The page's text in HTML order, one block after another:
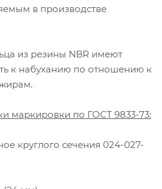
в производстве
из резины NBR имеют
к набуханию по отношению к
маркировки по ГОСТ 9833-73:
круглого сечения 024-027-